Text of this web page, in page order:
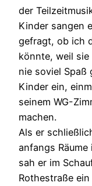
der
Kinder sangen
gefragt, ob ich
könnte, weil
nie soviel Spaß
Kinder ein,
seinem WG-
machen.
Als er
anfangs
sah er im
Rothestraße